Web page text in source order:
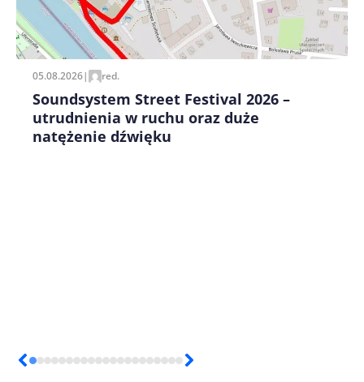
Zapamiętaj moje dane w tej przeglądarce podczas
pisania kolejnych komentarzy.
05.08.2026| red.
Soundsystem Street Festival 2026 –
utrudnienia w ruchu oraz duże
natężenie dźwięku